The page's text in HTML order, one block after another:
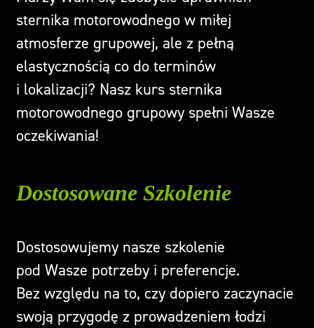
sternika motorowodnego w miłej
atmosferze grupowej, ale z pełną
elastycznością co do terminów
i lokalizacji? Nasz kurs sternika
motorowodnego grupowy spełni Wasze
oczekiwania!
Dostosowane Szkolenie
Dostosowujemy nasze szkolenie
pod Wasze potrzeby i preferencje.
Bez względu na to, czy dopiero zaczynacie
swoją przygodę z prowadzeniem łodzi